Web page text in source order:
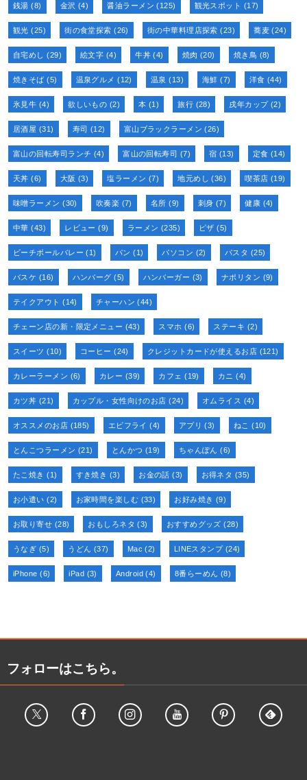
銭湯 (8) 金沢 (4) 醤油ラーメン (125) 観光スポット (17)
観光 (25) 街の食堂探索 (26) 街の中華料理店探索 (23) 蕎麦 (24)
自宅めし (29) 絵文字 (4) 牛丼(4) 焼肉 (20) 焼き鳥 (8)
焼きそば (5) 温泉グルメ (12) 温泉 (13) 海鮮 (7) 洋食 (44)
氷見牛 (4) 欲しいもの (2) 本 (1) 旅行 (28) 戌年カップ(2)
居酒屋 (31) 寿司 (12) 富山ブラックラーメン (26)
富山の回転寿司ランチ (4) 富山の回転寿司 (7) 宿 (13) 定食 (14)
天丼 (6) 大阪 (3) 塩ラーメン (7) 地元めし (36) 喫茶店 (19)
味噌ラーメン (30) 吹奏楽 (7) 名所 (9) 刺身 (7) 健康 (4)
中華 (43) レビュー (9) ラーメン (235) ピザ (5)
ビーチボールバレー (1) パン (1) パソコン (2) パスタ (25)
バスケ (16) ハンバーグ (5) ハンバーガー (3) ナポリタン (9)
テイクアウト (14) チャーハン (44)
チェーン店の新・限定メニュー (43) スマホ (6) ステーキ (2)
スイーツ (10) コーヒー (24) クレジットカードが使えるお店 (121)
カレーラーメン (6) カレー (39) カフェ (19) カニ (4)
カツ丼 (21) カップル・女性向けのお店 (24) オムライス (4)
オススメのお店 (185) エビフライ (4) アプリ (3) ねこ (10)
とんこつラーメン (21) とんかつ (19) ちゃんぽん (6)
たこ焼き (1) すき焼き (3) お金の話 (3) お得ネタ (35)
お小遣い (2) お家時間を楽しむ (33) お好み焼き (9)
お取り寄せ (28) おもしろネタ (3) おすすめグッズ (28)
うなぎ (5) うどん (37) Mac (2) LINEスタンプ(24)
iPhone (6) iPad (3) Android (4) 8番らーめん (8)
フォローはこちら。